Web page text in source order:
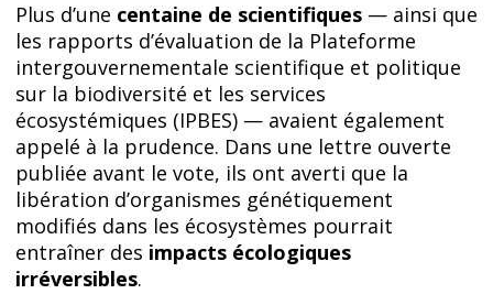
Plus d’une centaine de scientifiques — ainsi que
les rapports d’évaluation de la Plateforme
intergouvernementale scientifique et politique
sur la biodiversité et les services
écosystémiques (IPBES) — avaient également
appelé à la prudence. Dans une lettre ouverte
publiée avant le vote, ils ont averti que la
libération d’organismes génétiquement
modifiés dans les écosystèmes pourrait
entraîner des impacts écologiques
irréversibles.